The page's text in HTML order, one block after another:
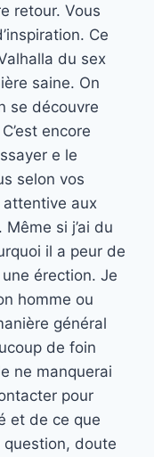
retour. Vous
Ce
du sex
saine. On
se découvre
encore
e le
selon vos
aux
si j’ai du
il a peur de
érection. Je
homme ou
général
de foin
ne manquerai
pour
et de ce que
question, doute